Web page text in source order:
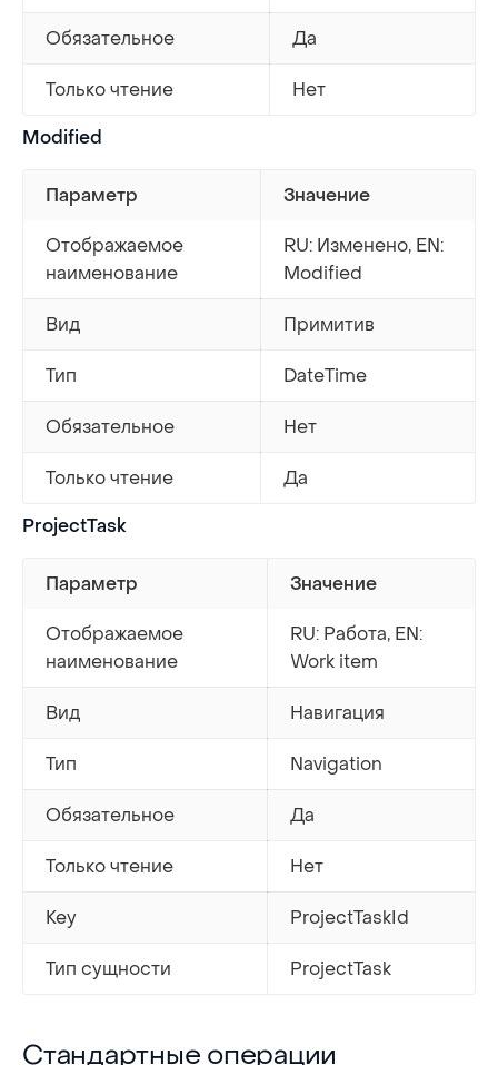
Обязательное Да
Только чтение Нет
Modified
Параметр Значение
Отображаемое
наименование
RU: Изменено, EN:
Modified
Вид Примитив
Тип DateTime
Обязательное Нет
Только чтение Да
ProjectTask
Параметр Значение
Отображаемое
наименование
RU: Работа, EN:
Work item
Вид Навигация
Тип Navigation
Обязательное Да
Только чтение Нет
Key ProjectTaskId
Тип сущности ProjectTask
Стандартные операции
Стандартные операции